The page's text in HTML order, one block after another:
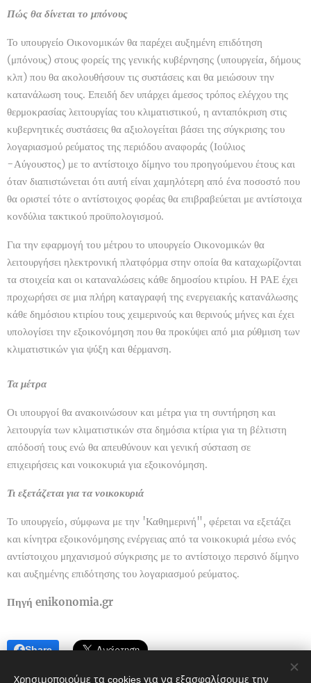
Πώς θα δίνεται το μπόνους
Το υπουργείο Οικονομικών θα παρέχει αυξημένη επιδότηση
(μπόνους) στους φορείς της γενικής κυβέρνησης (υπουργεία, δήμους
κλπ) που θα ακολουθήσουν τις συστάσεις και θα μειώσουν την
κατανάλωση τους. Επειδή δεν υπάρχει άμεσος τρόπος ελέγχου της
θερμοκρασίας λειτουργίας του κλιματιστικού, η ανταπόκριση στις
κυβερνητικές συστάσεις θα αξιολογείται βάσει της σύγκρισης του
λογαριασμού ρεύματος της περιόδου αναφοράς (Ιούλιος
-Αύγουστος) με το αντίστοιχο δίμηνο του προηγούμενου έτους και
όταν διαπιστώνεται ότι αυτή είναι χαμηλότερη από ένα ποσοστό που
θα οριστεί τότε ο αντίστοιχος φορέας θα επιβραβεύεται με αντίστοιχα
κονδύλια τακτικού προϋπολογισμού.
Για την εφαρμογή του μέτρου το υπουργείο Οικονομικών θα
λειτουργήσει ηλεκτρονική πλατφόρμα στην οποία θα καταχωρίζονται
τα στοιχεία και οι καταναλώσεις κάθε δημοσίου κτιρίου. Η ΡΑΕ έχει
προχωρήσει σε μια πλήρη καταγραφή της ενεργειακής κατανάλωσης
κάθε δημόσιου κτιρίου τους χειμερινούς και θερινούς μήνες και έχει
υπολογίσει την εξοικονόμηση που θα προκύψει από μια ρύθμιση των
κλιματιστικών για ψύξη και θέρμανση.
Τα μέτρα
Οι υπουργοί θα ανακοινώσουν και μέτρα για τη συντήρηση και
λειτουργία των κλιματιστικών στα δημόσια κτίρια για τη βέλτιστη
απόδοσή τους ενώ θα απευθύνουν και γενική σύσταση σε
επιχειρήσεις και νοικοκυριά για εξοικονόμηση.
Τι εξετάζεται για τα νοικοκυριά
Το υπουργείο, σύμφωνα με την 'Καθημερινή", φέρεται να εξετάζει
και κίνητρα εξοικονόμησης ενέργειας από τα νοικοκυριά μέσω ενός
αντίστοιχου μηχανισμού σύγκρισης με το αντίστοιχο περσινό δίμηνο
και αυξημένης επιδότησης του λογαριασμού ρεύματος.
Πηγή enikonomia.gr
Share
Χρησιμοποιούμε τα cookies για να εξασφαλίσουμε την